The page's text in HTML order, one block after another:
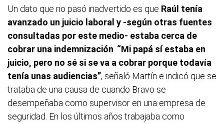
Un dato que no pasó inadvertido es que Raúl tenía
avanzado un juicio laboral y -según otras fuentes
consultadas por este medio- estaba cerca de
cobrar una indemnización “Mi papá sí estaba en
juicio, pero no sé si se va a cobrar porque todavía
tenía unas audiencias”, señaló Martín e indicó que se
trataba de una causa de cuando Bravo se
desempeñaba como supervisor en una empresa de
seguridad. En los últimos años trabajaba como